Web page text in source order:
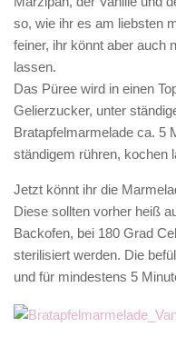
so, wie ihr es am liebsten
feiner, ihr könnt aber auch
lassen.
Das Püree wird in einen
Gelierzucker, unter
Bratapfelmarmelade ca. 5
ständigem rühren, kochen
Jetzt könnt ihr die
Diese sollten vorher heiß
Backofen, bei 180 Grad
sterilisiert werden. Die
und für mindestens 5